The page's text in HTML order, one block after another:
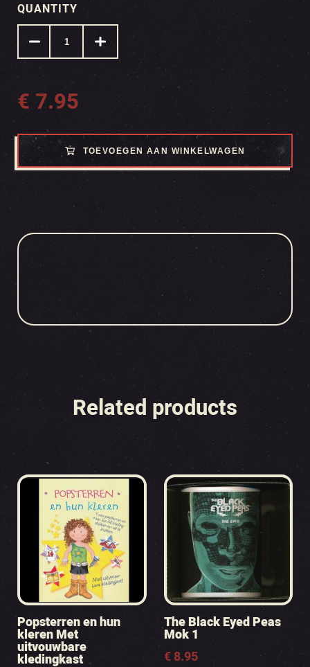
QUANTITY
€ 7.95
TOEVOEGEN AAN WINKELWAGEN
Related products
Popsterren en hun
kleren Met
uitvouwbare
kledingkast
The Black Eyed Peas
Mok 1
€8.95